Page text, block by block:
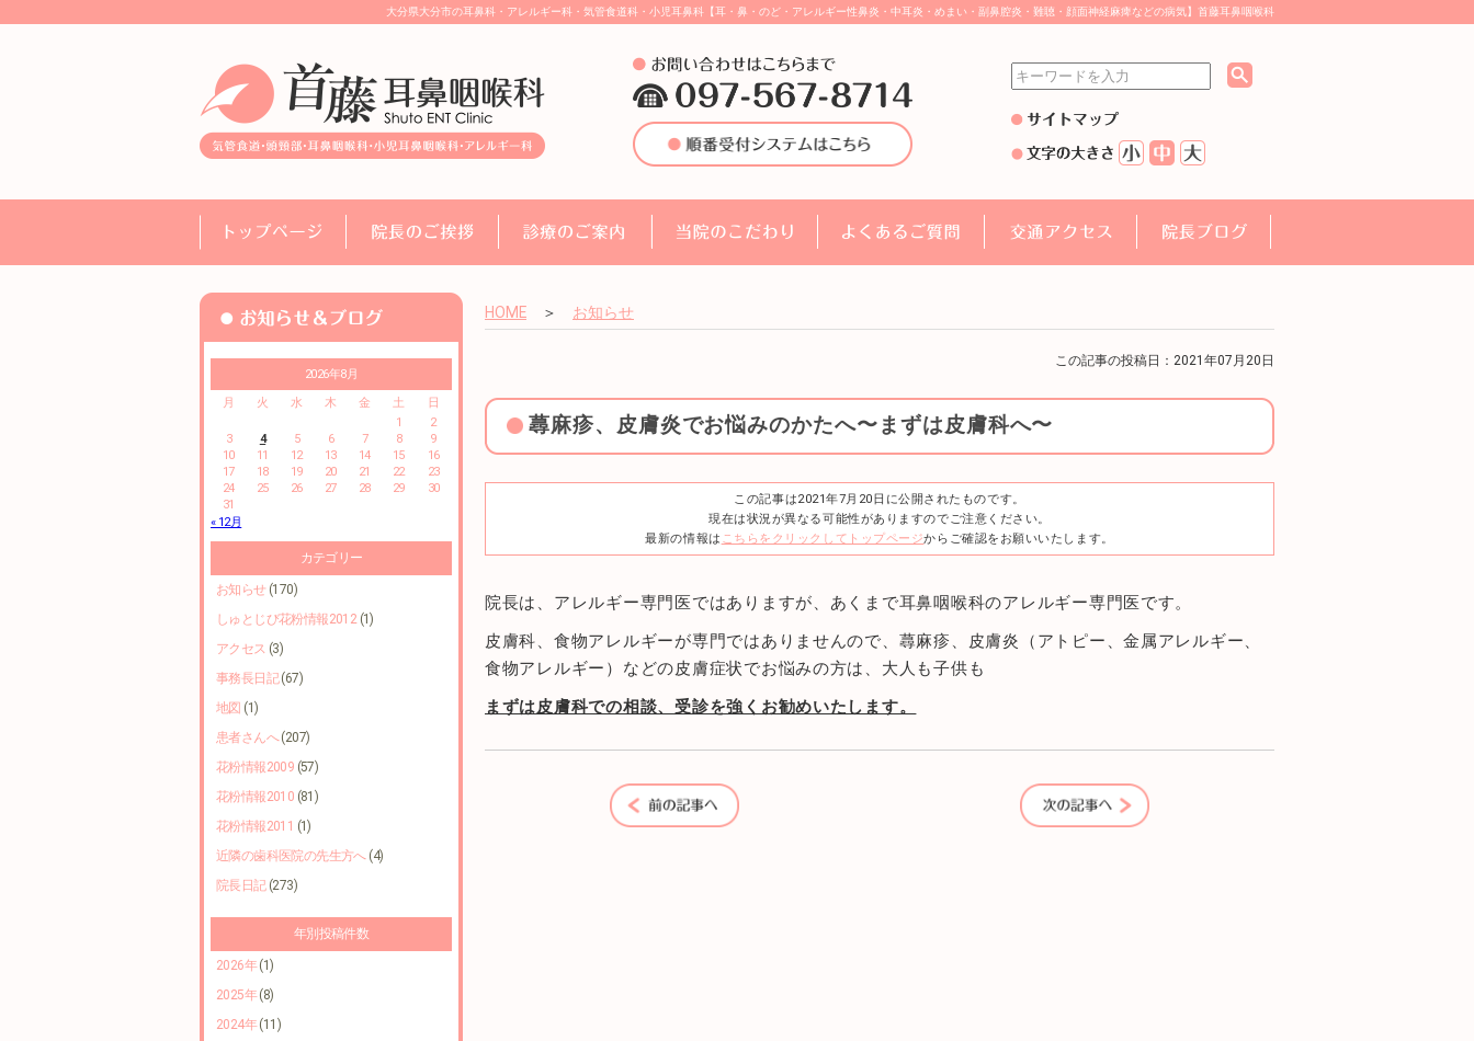
大分県大分市の耳鼻科・アレルギー科・気管食道科・小児耳鼻科【耳・鼻・のど・アレルギー性鼻炎・中耳炎・めまい・副鼻腔炎・難聴・顔面神経麻痺などの病気】首藤耳鼻咽喉科
2026年8月
月
火 水 木 金 土
日
1
2
3
4 5 6 7 8
9
10
11 12 13 14 15
16
17
18 19 20 21 22
23
24
25 26 27 28 29
30
31
« 12月
カテゴリー
お知らせ (170)
しゅとじび花粉情報2012(1)
アクセス (3)
事務長日記(67)
地図 (1)
患者さんへ(207)
花粉情報2009 (57)
花粉情報2010 (81)
花粉情報2011 (1)
近隣の歯科医院の先生方へ(4)
院長日記(273)
年別投稿件数
2026年(1)
2025年(8)
2024年(11)
HOME ＞ お知らせ
この記事の投稿日：2021年07月20日
蕁麻疹、皮膚炎でお悩みのかたへ〜まずは皮膚科へ〜
この記事は2021年7月20日に公開されたものです。
現在は状況が異なる可能性がありますのでご注意ください。
最新の情報は こちらをクリックしてトップページからご確認をお願いいたします。
院長は、アレルギー専門医ではありますが、あくまで耳鼻咽喉科のアレルギー専門医です。
皮膚科、食物アレルギーが専門ではありませんので、蕁麻疹、皮膚炎（アトピー、金属アレルギー、
食物アレルギー）などの皮膚症状でお悩みの方は、大人も子供も
まずは皮膚科での相談、受診を強くお勧めいたします。